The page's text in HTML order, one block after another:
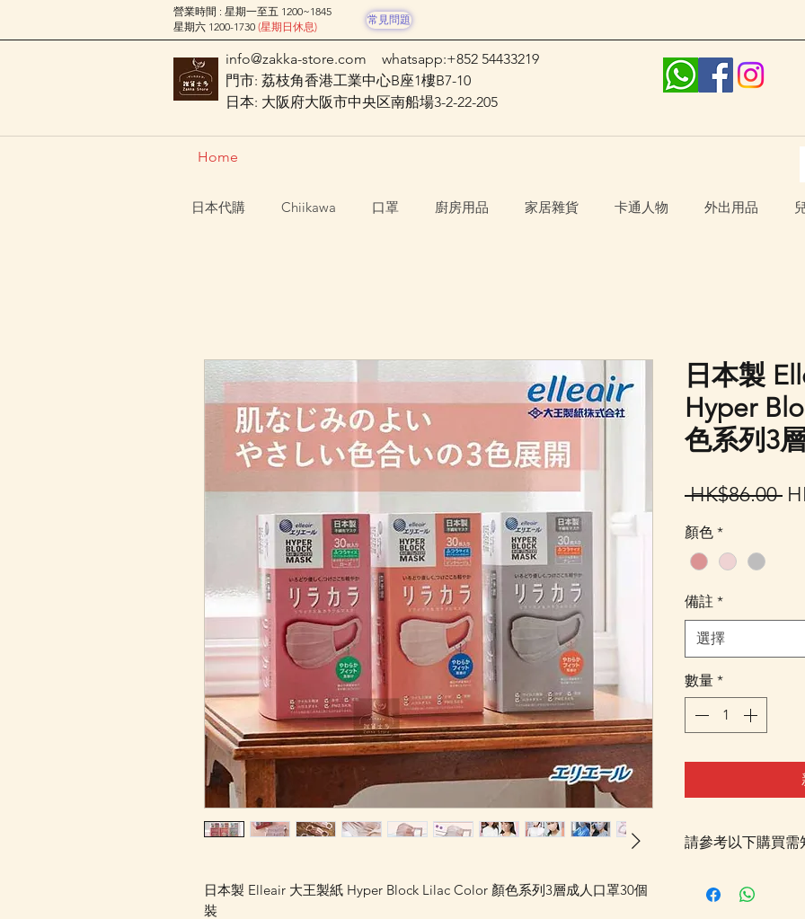
營業時間 : 星期一至五 1200~1845
星期六 1200-1730 (星期日休息)
常見問題
info@zakka-store.com
whatsapp:+852 54433219
門市: 荔枝角香港工業中心B座1樓B7-10
日本: 大阪府大阪市中央区南船場3-2-22-205
Home
日本代購 Chiikawa 口罩 廚房用品 家居雜貨 卡通人物 外出用品
日本製 Elleair 大王製紙 Hyper Block Lilac Color 顏色系列3層成人口罩30個
裝
日本製
Hyper
色系列3
HK$86.00 一
顏色 *
備註 *
選擇
數量 *
請參考以下購買需
採購及空運到香